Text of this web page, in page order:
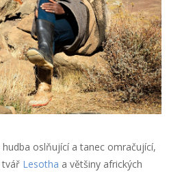
oslňující a tanec omračující,
tvář Lesotha a většiny afrických